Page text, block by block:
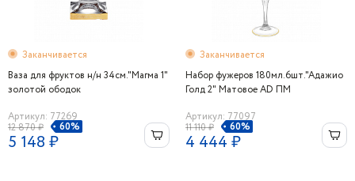
Заканчивается
Ваза для фруктов н/н 34см."Магма 1"
золотой ободок
Артикул: 77269
12 870 ₽
60%
5 148 ₽
Заканчивается
Набор фужеров 180мл.6шт."Адажио
Голд 2" Матовое AD ПМ
Артикул: 77097
11 110 ₽
60%
4 444 ₽